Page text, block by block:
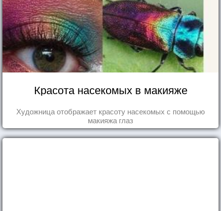
Красота насекомых в макияже
Художница отображает красоту насекомых с помощью
макияжа глаз